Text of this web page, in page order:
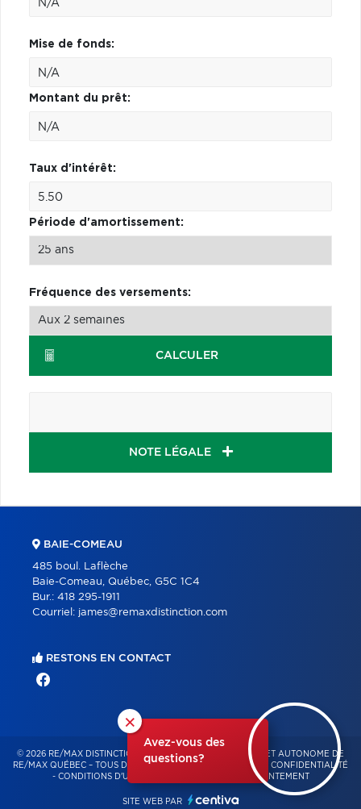
Mise de fonds:
Montant du prêt:
Taux d'intérêt:
Période d'amortissement:
Fréquence des versements:
CALCULER
NOTE LÉGALE
×
Avez-vous des
questions?
BAIE-COMEAU
485 boul. Laflèche
Baie-Comeau, Québec, G5C 1C4
Bur.: 418 295-1911
Courriel: james@remaxdistinction.com
RESTONS EN CONTACT
© 2026 RE/MAX DISTINCTION – FRANCHISÉ INDÉPENDANT ET AUTONOME DE
RE/MAX QUÉBEC – TOUS DROITS RÉSERVÉS -
POLITIQUE DE CONFIDENTIALITÉ
- CONDITIONS D'UTILISATION GESTION DU CONSENTEMENT
SITE WEB PAR